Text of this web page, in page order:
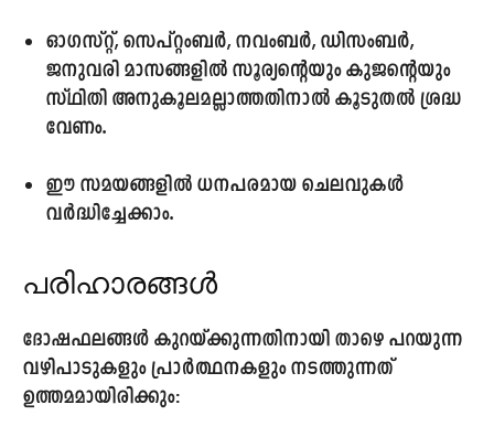
ഓഗസ്റ്റ്, സെപ്റ്റംബർ, നവംബർ, ഡിസംബർ,
ജനുവരി മാസങ്ങളിൽ സൂര്യന്റെയും കുജന്റെയും
സ്ഥിതി അനുകൂലമല്ലാത്തതിനാൽ കൂടുതൽ ശ്രദ്ധ
വേണം.
ഈ സമയങ്ങളിൽ ധനപരമായ ചെലവുകൾ
വർദ്ധിച്ചേക്കാം.
പരിഹാരങ്ങൾ
ദോഷഫലങ്ങൾ കുറയ്ക്കുന്നതിനായി താഴെ പറയുന്ന
വഴിപാടുകളും പ്രാർത്ഥനകളും നടത്തുന്നത്
ഉത്തമമായിരിക്കും: